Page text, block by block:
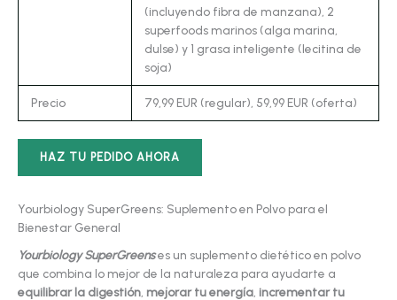
(incluyendo fibra de manzana), 2
superfoods marinos (alga marina,
dulse) y 1 grasa inteligente (lecitina de
soja)
Precio 79,99 EUR (regular), 59,99 EUR (oferta)
HAZ TU PEDIDO AHORA
Yourbiology SuperGreens: Suplemento en Polvo para el
Bienestar General
Yourbiology SuperGreenses un suplemento dietético en polvo
que combina lo mejor de la naturaleza para ayudarte a
equilibrar la digestión mejorar tu energía incrementar tu